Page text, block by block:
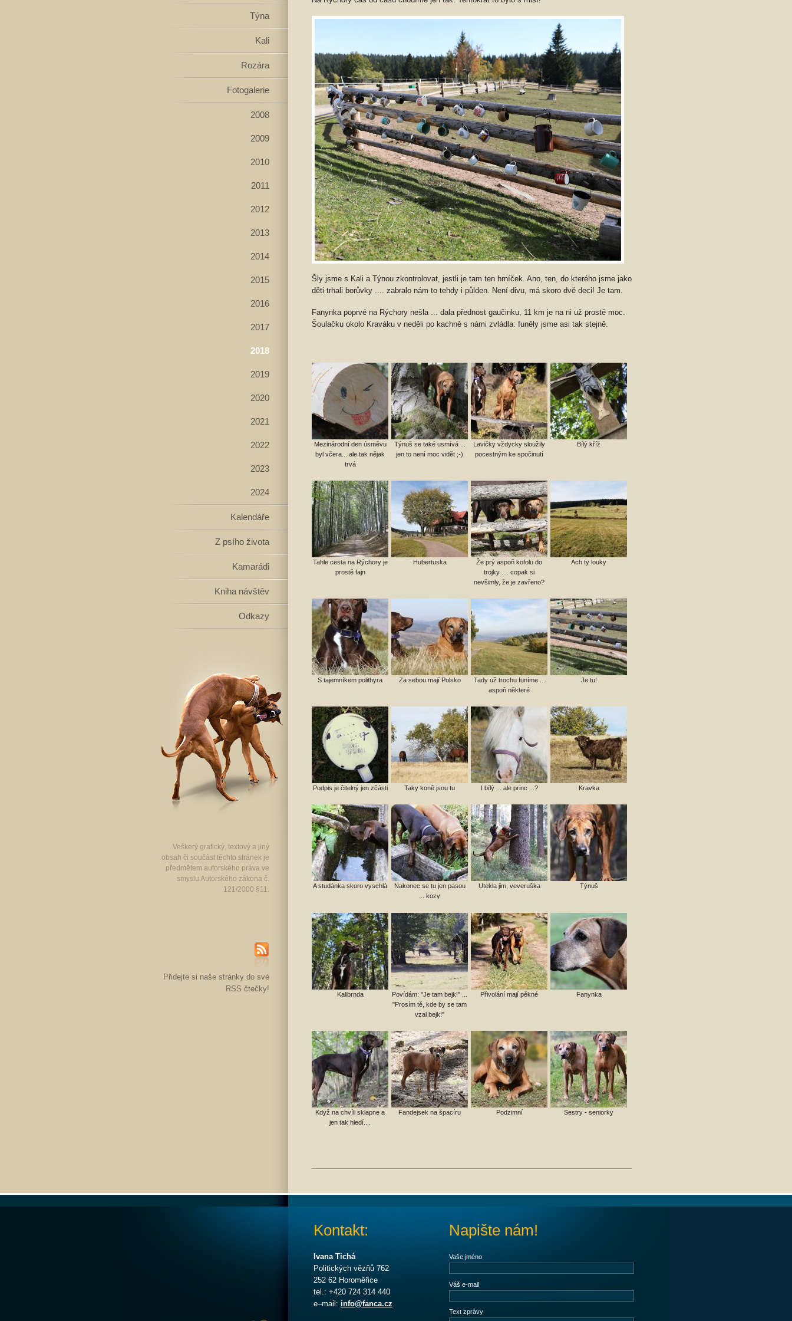
Týna
Kali
Rozára
Fotogalerie
2008
2009
2010
2011
2012
2013
2014
2015
2016
2017
2018
2019
2020
2021
2022
2023
2024
Kalendáře
Z psího života
Kamarádi
Kniha návštěv
Odkazy
Veškerý grafický, textový a jiný
obsah či součást těchto stránek je
předmětem autorského práva ve
smyslu Autorského zákona č.
121/2000 §11.
RSS
Přidejte si naše stránky do své
RSS čtečky!
Šly jsme s Kali a Týnou zkontrolovat, jestli je tam ten hrníček. Ano, ten, do kterého jsme jako
děti trhali borůvky .... zabralo nám to tehdy i půlden. Není divu, má skoro dvě deci! Je tam.
Fanynka poprvé na Rýchory nešla ... dala přednost gaučinku, 11 km je na ni už prostě moc.
Šoulačku okolo Kraváku v neděli po kachně s námi zvládla: funěly jsme asi tak stejně.
Mezinárodní den úsměvu
byl včera... ale tak nějak
trvá
Týnuš se také usmívá ...
jen to není moc vidět ;-)
Lavičky vždycky sloužily
pocestným ke spočinutí
Bílý kříž
Tahle cesta na Rýchory je
prostě fajn
Hubertuska
Že prý aspoň kofolu do
trojky .... copak si
nevšimly, že je zavřeno?
Ach ty louky
S tajemníkem politbyra Za sebou mají Polsko
Tady už trochu funíme ...
aspoň některé
Je tu!
Podpis je čitelný jen zčásti Taky koně jsou tu I bílý ... ale princ ...? Kravka
A studánka skoro vyschlá
Nakonec se tu jen pasou
... kozy
Utekla jim, veveruška Týnuš
Kalibrnda
Povídám: "Je tam bejk!" ...
"Prosím tě, kde by se tam
vzal bejk!"
Přivolání mají pěkné Fanynka
Když na chvíli sklapne a
jen tak hledí....
Fandejsek na špacíru Podzimní Sestry - seniorky
Kontakt:
Ivana Tichá
Politických vězňů 762
252 62 Horoměřice
tel.: +420 724 314 440
e–mail: info@fanca.cz
Napište nám!
Vaše jméno
Váš e-mail
Text zprávy